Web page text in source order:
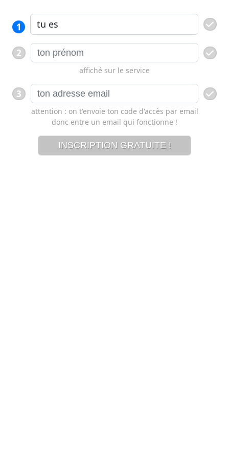
1
2
affiché sur le service
3
attention : on t'envoie ton code d'accès par email
donc entre un email qui fonctionne !
INSCRIPTION GRATUITE !